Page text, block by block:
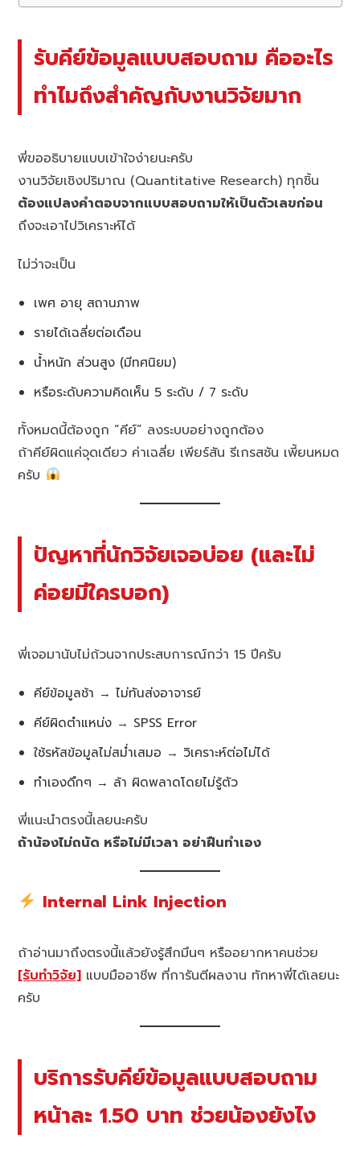
รับคีย์ข้อมูลแบบสอบถาม คืออะไร
ทำไมถึงสำคัญกับงานวิจัยมาก
พี่ขออธิบายแบบเข้าใจง่ายนะครับ
งานวิจัยเชิงปริมาณ (Quantitative Research) ทุกชิ้น
ต้องแปลงคำตอบจากแบบสอบถามให้เป็นตัวเลขก่อน
ถึงจะเอาไปวิเคราะห์ได้
ไม่ว่าจะเป็น
เพศ อายุ สถานภาพ
รายได้เฉลี่ยต่อเดือน
น้ำหนัก ส่วนสูง (มีทศนิยม)
หรือระดับความคิดเห็น 5 ระดับ / 7 ระดับ
ทั้งหมดนี้ต้องถูก “คีย์” ลงระบบอย่างถูกต้อง
ถ้าคีย์ผิดแค่จุดเดียว ค่าเฉลี่ย เพียร์สัน รีเกรสชัน เพี้ยนหมด
ครับ
ปัญหาที่นักวิจัยเจอบ่อย (และไม่
ค่อยมีใครบอก)
พี่เจอมานับไม่ถ้วนจากประสบการณ์กว่า 15 ปีครับ
คีย์ข้อมูลช้า → ไม่ทันส่งอาจารย์
คีย์ผิดตำแหน่ง → SPSS Error
ใช้รหัสข้อมูลไม่สม่ำเสมอ → วิเคราะห์ต่อไม่ได้
ทำเองดึกๆ → ล้า ผิดพลาดโดยไม่รู้ตัว
พี่แนะนำตรงนี้เลยนะครับ
ถ้าน้องไม่ถนัด หรือไม่มีเวลา อย่าฝืนทำเอง
Internal Link Injection
ถ้าอ่านมาถึงตรงนี้แล้วยังรู้สึกมึนๆ หรืออยากหาคนช่วย
[รับทำวิจัย] แบบมืออาชีพ ที่การันตีผลงาน ทักหาพี่ได้เลยนะ
ครับ
บริการรับคีย์ข้อมูลแบบสอบถาม
หน้าละ 1.50 บาท ช่วยน้องยังไง